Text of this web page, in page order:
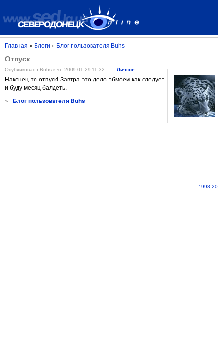
Главная » Блоги » Блог пользователя Buhs
Отпуск
Опубликовано Buhs в чт, 2009-01-29 11:32. Личное
Наконец-то отпуск! Завтра это дело обмоем как следует
и буду месяц балдеть.
»
Блог пользователя Buhs
1998-